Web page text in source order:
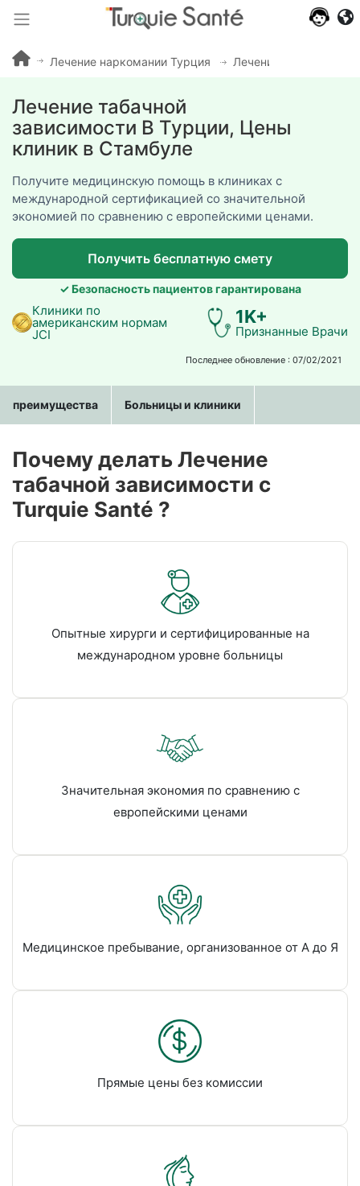
Лечение наркомании Турция Лечение табачной
Лечение табачной
зависимости В Турции, Цены
клиник в Стамбуле
Получите медицинскую помощь в клиниках с
международной сертификацией со значительной
экономией по сравнению с европейскими ценами.
Получить бесплатную смету
✓ Безопасность пациентов гарантирована
Клиники по
американским нормам
JCI
1K+
Признанные Врачи
640+
пациентов
Последнее обновление : 07/02/2021
преимущества Больницы и клиники
Почему делать Лечение
табачной зависимости c
Turquie Santé ?
Опытные хирурги и сертифицированные на
международном уровне больницы
Значительная экономия по сравнению с
европейскими ценами
Медицинское пребывание, организованное от А до Я
Прямые цены без комиссии